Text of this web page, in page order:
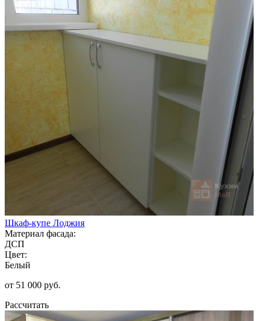
Шкаф-купе Лоджия
Материал фасада:
ДСП
Цвет:
Белый
от 51 000 руб.
Рассчитать